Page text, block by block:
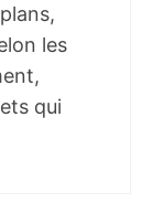
les
qui